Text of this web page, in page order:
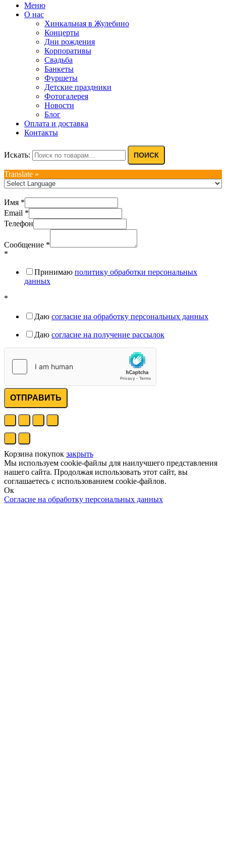
Меню
О нас
Хинкальная в Жулебино
Концерты
Дни рождения
Корпоративы
Свадьба
Банкеты
Фуршеты
Детские праздники
Фотогалерея
Новости
Блог
Оплата и доставка
Контакты
Искать: ПОИСК
Translate »
Имя *
Email *
Телефон
Сообщение *
*
Принимаю политику обработки персональных
данных
*
Даю согласие на обработку персональных данных
Даю согласие на получение рассылок
ОТПРАВИТЬ
Корзина покупок закрыть
Мы используем cookie-файлы для наилучшего представления
нашего сайта. Продолжая использовать этот сайт, вы
соглашаетесь с использованием cookie-файлов.
Ок
Согласие на обработку персональных данных